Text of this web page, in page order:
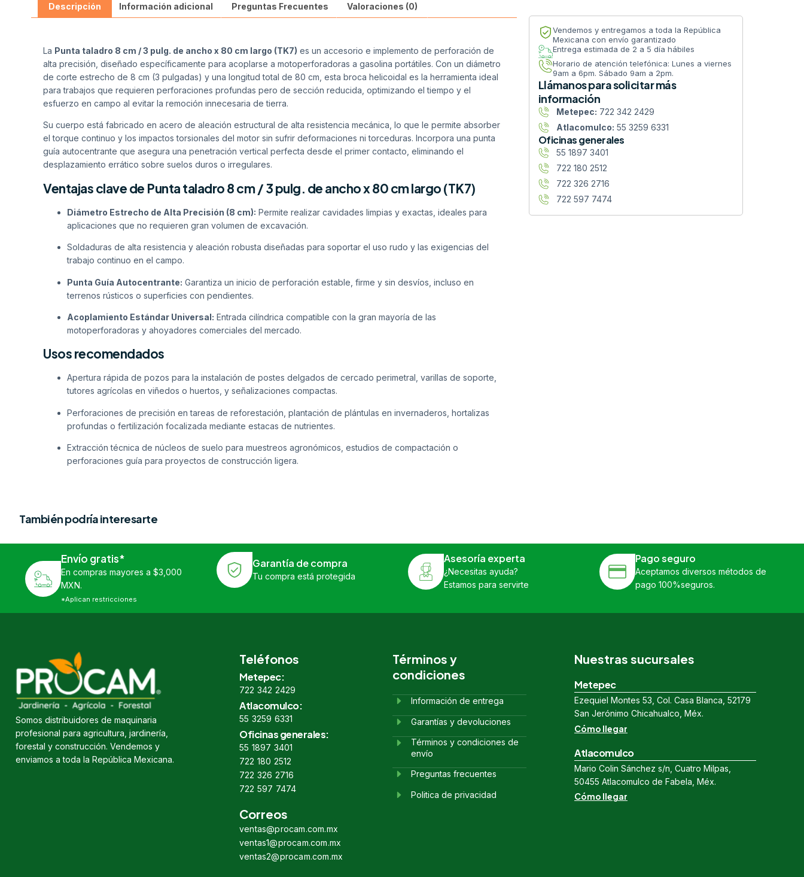
Descripción Información adicional Preguntas Frecuentes Valoraciones (0)
La Punta taladro 8 cm / 3 pulg. de ancho x 80 cm largo (TK7) es un accesorio e implemento de perforación de
alta precisión, diseñado específicamente para acoplarse a motoperforadoras a gasolina portátiles. Con un diámetro
de corte estrecho de 8 cm (3 pulgadas) y una longitud total de 80 cm, esta broca helicoidal es la herramienta ideal
para trabajos que requieren perforaciones profundas pero de sección reducida, optimizando el tiempo y el
esfuerzo en campo al evitar la remoción innecesaria de tierra.
Su cuerpo está fabricado en acero de aleación estructural de alta resistencia mecánica, lo que le permite absorber
el torque continuo y los impactos torsionales del motor sin sufrir deformaciones ni torceduras. Incorpora una punta
guía autocentrante que asegura una penetración vertical perfecta desde el primer contacto, eliminando el
desplazamiento errático sobre suelos duros o irregulares.
Ventajas clave de Punta taladro 8 cm / 3 pulg. de ancho x 80 cm largo (TK7)
Diámetro Estrecho de Alta Precisión (8 cm): Permite realizar cavidades limpias y exactas, ideales para
aplicaciones que no requieren gran volumen de excavación.
Soldaduras de alta resistencia y aleación robusta diseñadas para soportar el uso rudo y las exigencias del
trabajo continuo en el campo.
Punta Guía Autocentrante: Garantiza un inicio de perforación estable, firme y sin desvíos, incluso en
terrenos rústicos o superficies con pendientes.
Acoplamiento Estándar Universal: Entrada cilíndrica compatible con la gran mayoría de las
motoperforadoras y ahoyadores comerciales del mercado.
Usos recomendados
Apertura rápida de pozos para la instalación de postes delgados de cercado perimetral, varillas de soporte,
tutores agrícolas en viñedos o huertos, y señalizaciones compactas.
Perforaciones de precisión en tareas de reforestación, plantación de plántulas en invernaderos, hortalizas
profundas o fertilización focalizada mediante estacas de nutrientes.
Extracción técnica de núcleos de suelo para muestreos agronómicos, estudios de compactación o
perforaciones guía para proyectos de construcción ligera.
Vendemos y entregamos a toda la República
Mexicana con envío garantizado
Entrega estimada de 2 a 5 día hábiles
Horario de atención telefónica: Lunes a viernes
9am a 6pm. Sábado 9am a 2pm.
Llámanos para solicitar más
información
Metepec: 722 342 2429
Atlacomulco: 55 3259 6331
Oficinas generales
55 1897 3401
722 180 2512
722 326 2716
722 597 7474
También podría interesarte
Envío gratis*
En compras mayores a $3,000
MXN.
*Aplican restricciones
Garantía de compra
Tu compra está protegida
Asesoría experta
¿Necesitas ayuda?
Estamos para servirte
Pago seguro
Aceptamos diversos métodos de
pago 100%seguros.
Somos distribuidores de maquinaria
profesional para agricultura, jardinería,
forestal y construcción. Vendemos y
enviamos a toda la República Mexicana.
Teléfonos
Metepec:
722 342 2429
Atlacomulco:
55 3259 6331
Oficinas generales:
55 1897 3401
722 180 2512
722 326 2716
722 597 7474
Correos
ventas@procam.com.mx
ventas1@procam.com.mx
ventas2@procam.com.mx
Términos y
condiciones
Información de entrega
Garantías y devoluciones
Términos y condiciones de
envío
Preguntas frecuentes
Politica de privacidad
Nuestras sucursales
Metepec
Ezequiel Montes 53, Col. Casa Blanca, 52179
San Jerónimo Chicahualco, Méx.
Cómo llegar
Atlacomulco
Mario Colin Sánchez s/n, Cuatro Milpas,
50455 Atlacomulco de Fabela, Méx.
Cómo llegar